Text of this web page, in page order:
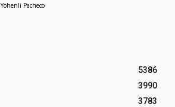
Yohenli Pacheco
5386
3990
3783